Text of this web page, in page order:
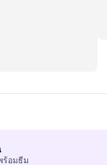
ร้อมธีม